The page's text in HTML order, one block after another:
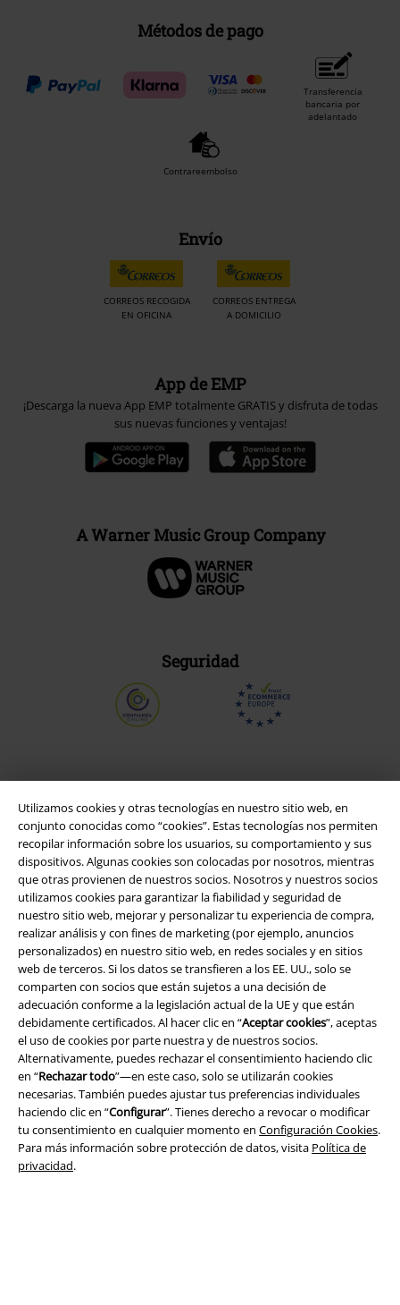
Utilizamos cookies y otras tecnologías en nuestro sitio web, en
conjunto conocidas como “cookies”. Estas tecnologías nos permiten
recopilar información sobre los usuarios, su comportamiento y sus
dispositivos. Algunas cookies son colocadas por nosotros, mientras
que otras provienen de nuestros socios. Nosotros y nuestros socios
utilizamos cookies para garantizar la fiabilidad y seguridad de
nuestro sitio web, mejorar y personalizar tu experiencia de compra,
realizar análisis y con fines de marketing (por ejemplo, anuncios
personalizados) en nuestro sitio web, en redes sociales y en sitios
web de terceros. Si los datos se transfieren a los EE. UU., solo se
comparten con socios que están sujetos a una decisión de
adecuación conforme a la legislación actual de la UE y que están
debidamente certificados. Al hacer clic en “Aceptar cookies”, aceptas
el uso de cookies por parte nuestra y de nuestros socios.
Alternativamente, puedes rechazar el consentimiento haciendo clic
en “Rechazar todo”—en este caso, solo se utilizarán cookies
necesarias. También puedes ajustar tus preferencias individuales
haciendo clic en “Configurar”. Tienes derecho a revocar o modificar
tu consentimiento en cualquier momento en Configuración Cookies.
Para más información sobre protección de datos, visita Política de
privacidad.
Métodos de pago
Transferencia
bancaria por
adelantado
Contrareembolso
Envío
CORREOS RECOGIDA
EN OFICINA
CORREOS ENTREGA
A DOMICILIO
App de EMP
¡Descarga la nueva App EMP totalmente GRATIS y disfruta de todas
sus nuevas funciones y ventajas!
A Warner Music Group Company
Seguridad
Legal
Términos y Condiciones
Aviso Legal
Ley protección de datos
Eliminación de residuos y protección del medioambiente
Declaración de Conformidad
Información sobre accesibilidad